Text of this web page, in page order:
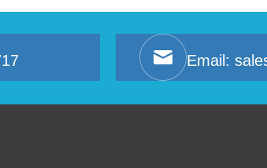
Email: